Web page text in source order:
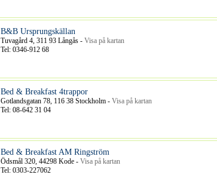
B&B Ursprungskällan
Tuvagård 4, 311 93 Långås - Visa på kartan
Tel: 0346-912 68
Bed & Breakfast 4trappor
Gotlandsgatan 78, 116 38 Stockholm - Visa på kartan
Tel: 08-642 31 04
Bed & Breakfast AM Ringström
Ödsmål 320, 44298 Kode - Visa på kartan
Tel: 0303-227062